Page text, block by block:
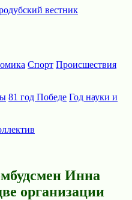
Спорт Происшествия
81 год Победе Год науки и
Инна
организации